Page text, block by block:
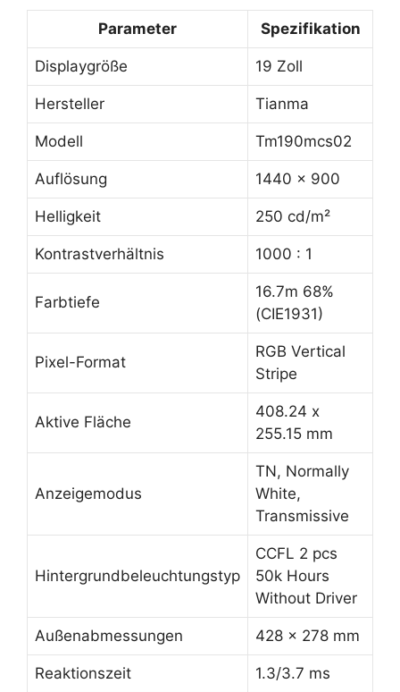
Parameter Spezifikation
Displaygröße 19 Zoll
Hersteller Tianma
Modell Tm190mcs02
Auflösung 1440 x 900
Helligkeit 250 cd/m²
Kontrastverhältnis 1000 : 1
Farbtiefe
16.7m 68%
(CIE1931)
Pixel-Format
RGB Vertical
Stripe
Aktive Fläche
408.24 x
255.15 mm
Anzeigemodus
TN, Normally
White,
Transmissive
Hintergrundbeleuchtungstyp
CCFL 2 pcs
50k Hours
Without Driver
Außenabmessungen 428 x 278 mm
Reaktionszeit 1.3/3.7 ms